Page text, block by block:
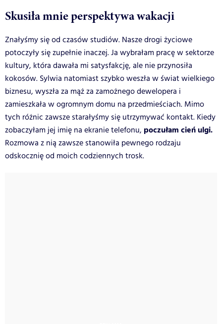
Skusiła mnie perspektywa wakacji
Znałyśmy się od czasów studiów. Nasze drogi życiowe
potoczyły się zupełnie inaczej. Ja wybrałam pracę w sektorze
kultury, która dawała mi satysfakcję, ale nie przynosiła
kokosów. Sylwia natomiast szybko weszła w świat wielkiego
biznesu, wyszła za mąż za zamożnego dewelopera i
zamieszkała w ogromnym domu na przedmieściach. Mimo
tych różnic zawsze starałyśmy się utrzymywać kontakt. Kiedy
zobaczyłam jej imię na ekranie telefonu, poczułam cień ulgi.
Rozmowa z nią zawsze stanowiła pewnego rodzaju
odskocznię od moich codziennych trosk.